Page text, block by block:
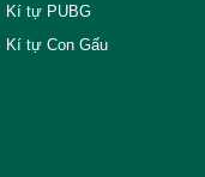
Kí tự PUBG
Kí tự Con Gấu